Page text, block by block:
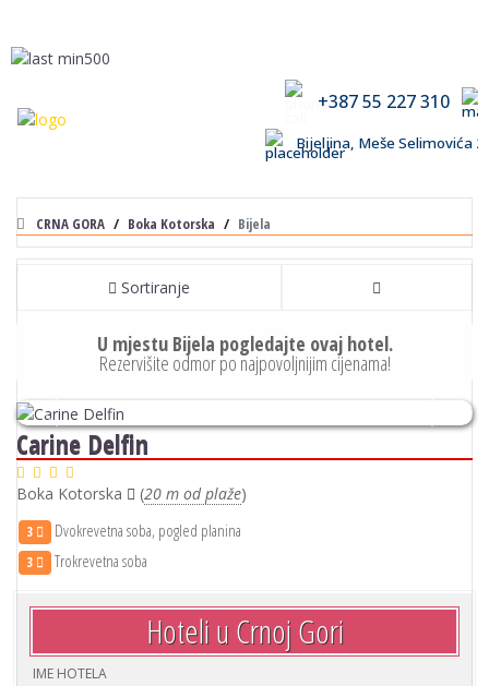
+387 55 227 310
Bijeljina, Meše Selimovića
CRNA GORA Boka Kotorska Bijela
Sortiranje
U mjestu Bijela pogledajte ovaj hotel.
Rezervišite odmor po najpovoljnijim cijenama!
Previous Next
Carine Delfin
Boka Kotorska (20 m od plaže)
3 Dvokrevetna soba, pogled planina
3 Trokrevetna soba
Hoteli u Crnoj Gori
IME HOTELA